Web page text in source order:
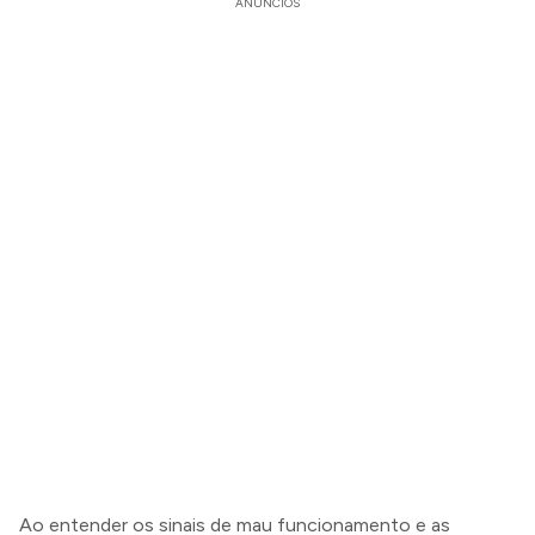
Ao entender os sinais de mau funcionamento e as